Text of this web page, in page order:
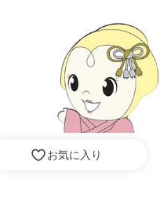
お気に入り